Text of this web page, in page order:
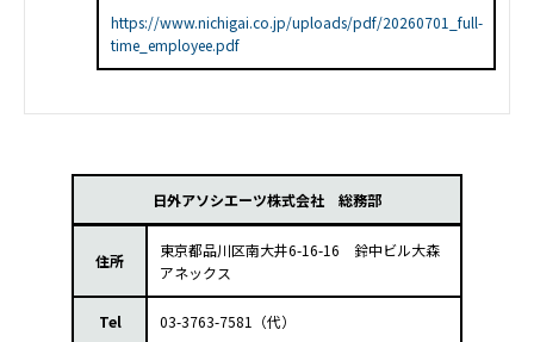
https://www.nichigai.co.jp/uploads/pdf/20260701_full-
time_employee.pdf
日外アソシエーツ株式会社 総務部
住所
東京都品川区南大井6-16-16 鈴中ビル大森
アネックス
Tel 03-3763-7581（代）